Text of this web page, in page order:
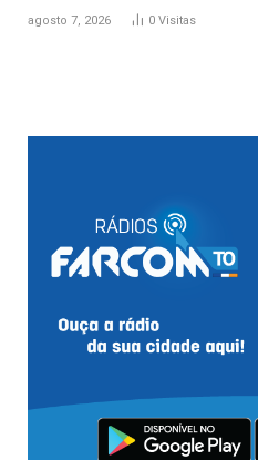
agosto 7, 2026 0 Visitas